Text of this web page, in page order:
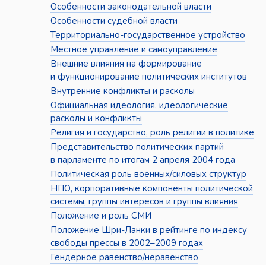
Особенности законодательной власти
Особенности судебной власти
Территориально-государственное устройство
Местное управление и самоуправление
Внешние влияния на формирование
и функционирование политических институтов
Внутренние конфликты и расколы
Официальная идеология, идеологические
расколы и конфликты
Религия и государство, роль религии в политике
Представительство политических партий
в парламенте по итогам 2 апреля 2004 года
Политическая роль военных/силовых структур
НПО, корпоративные компоненты политической
системы, группы интересов и группы влияния
Положение и роль СМИ
Положение Шри-Ланки в рейтинге по индексу
свободы прессы в 2002–2009 годах
Гендерное равенство/неравенство